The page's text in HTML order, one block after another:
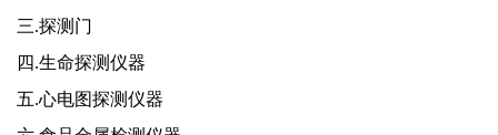
三.探测门
四.生命探测仪器
五.心电图探测仪器